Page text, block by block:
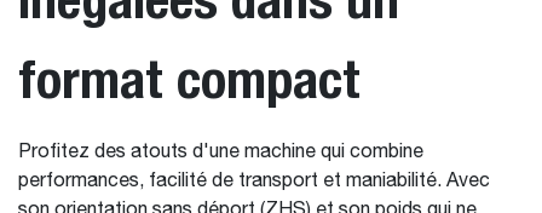
format compact
Profitez des atouts d'une machine qui combine
performances, facilité de transport et maniabilité. Avec